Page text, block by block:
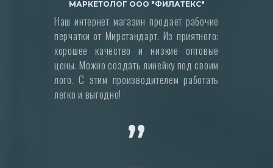
МАРКЕТОЛОГ ООО "ФИЛАТЕКС"
Наш интернет магазин продает рабочие
перчатки от Мирстандарт. Из приятного:
хорошее качество и низкие оптовые
цены. Можно создать линейку под своим
лого. С этим производителем работать
легко и выгодно!
”